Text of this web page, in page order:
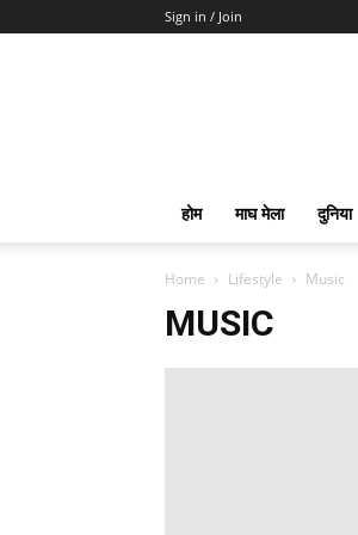
Sign in / Join
होम माघ मेला दुनिया
Home Lifestyle Music
MUSIC